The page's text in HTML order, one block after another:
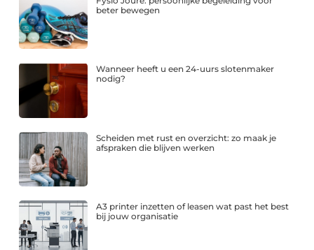
beter bewegen
Wanneer heeft u een 24-uurs slotenmaker
nodig?
Scheiden met rust en overzicht: zo maak je
afspraken die blijven werken
A3 printer inzetten of leasen wat past het best
bij jouw organisatie